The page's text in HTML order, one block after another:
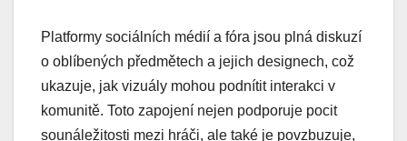
Platformy sociálních médií a fóra jsou plná diskuzí
o oblíbených předmětech a jejich designech, což
ukazuje, jak vizuály mohou podnítit interakci v
komunitě. Toto zapojení nejen podporuje pocit
sounáležitosti mezi hráči, ale také je povzbuzuje,